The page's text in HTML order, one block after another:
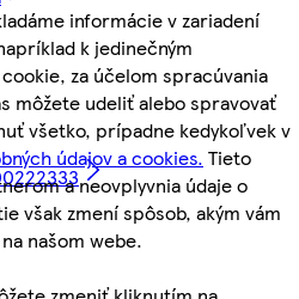
informácie v zariadení
k jedinečným
za účelom spracúvania
môžete udeliť alebo spravovať
všetko, prípadne kedykoľvek v
údajov a cookies. Tieto
a neovplyvnia údaje o
však zmení spôsob, akým vám
našom webe.